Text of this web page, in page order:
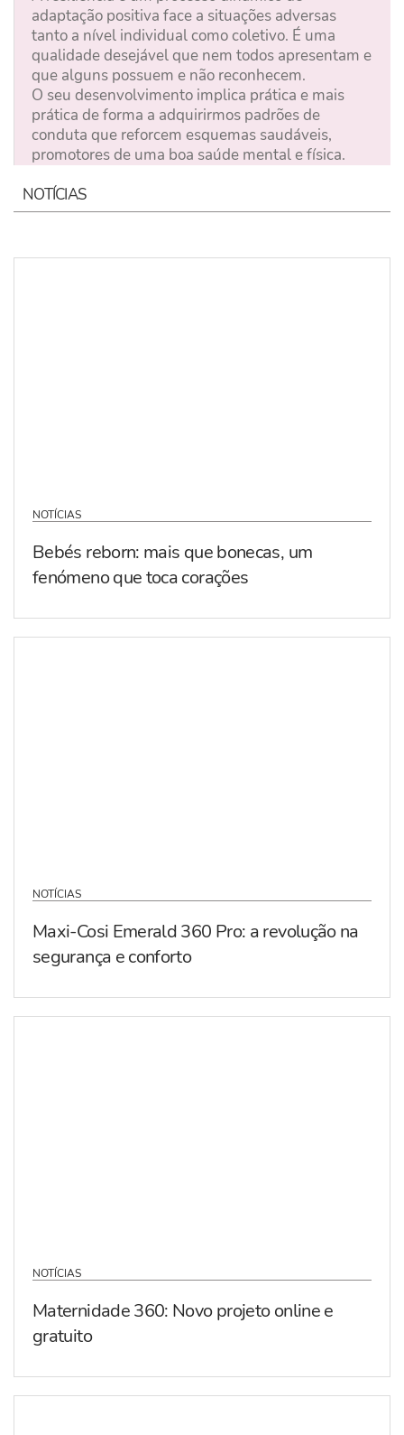
adaptação positiva face a situações adversas
tanto a nível individual como coletivo. É uma
qualidade desejável que nem todos apresentam e
que alguns possuem e não reconhecem.
O seu desenvolvimento implica prática e mais
prática de forma a adquirirmos padrões de
conduta que reforcem esquemas saudáveis,
promotores de uma boa saúde mental e física.
NOTÍCIAS
NOTÍCIAS
Bebés reborn: mais que bonecas, um
fenómeno que toca corações
NOTÍCIAS
Maxi-Cosi Emerald 360 Pro: a revolução na
segurança e conforto
NOTÍCIAS
Maternidade 360: Novo projeto online e
gratuito